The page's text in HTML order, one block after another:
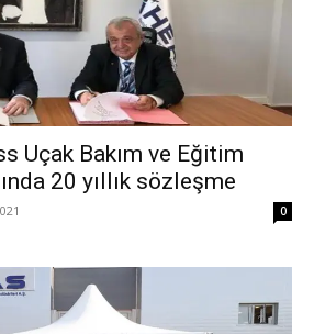
Uçak Bakım ve Eğitim
20 yıllık sözleşme
0